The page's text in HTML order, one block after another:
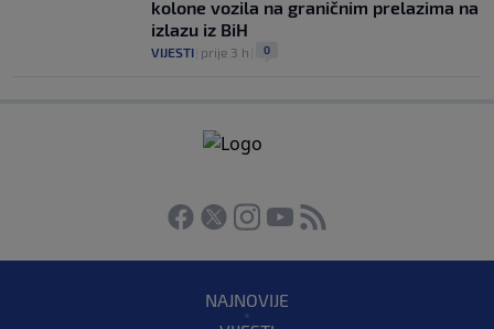
kolone vozila na graničnim prelazima na
izlazu iz BiH
VIJESTI prije 3 h 0
NAJNOVIJE